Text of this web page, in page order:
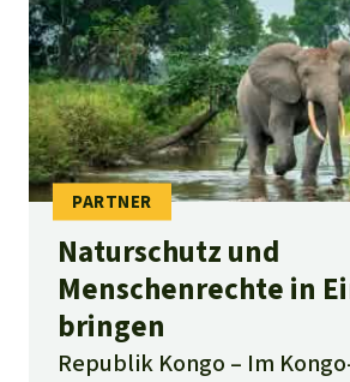
Naturschutz und
Menschenrechte in
bringen
Republik Kongo
Im